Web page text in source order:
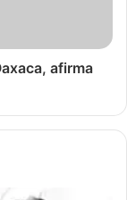
afirma